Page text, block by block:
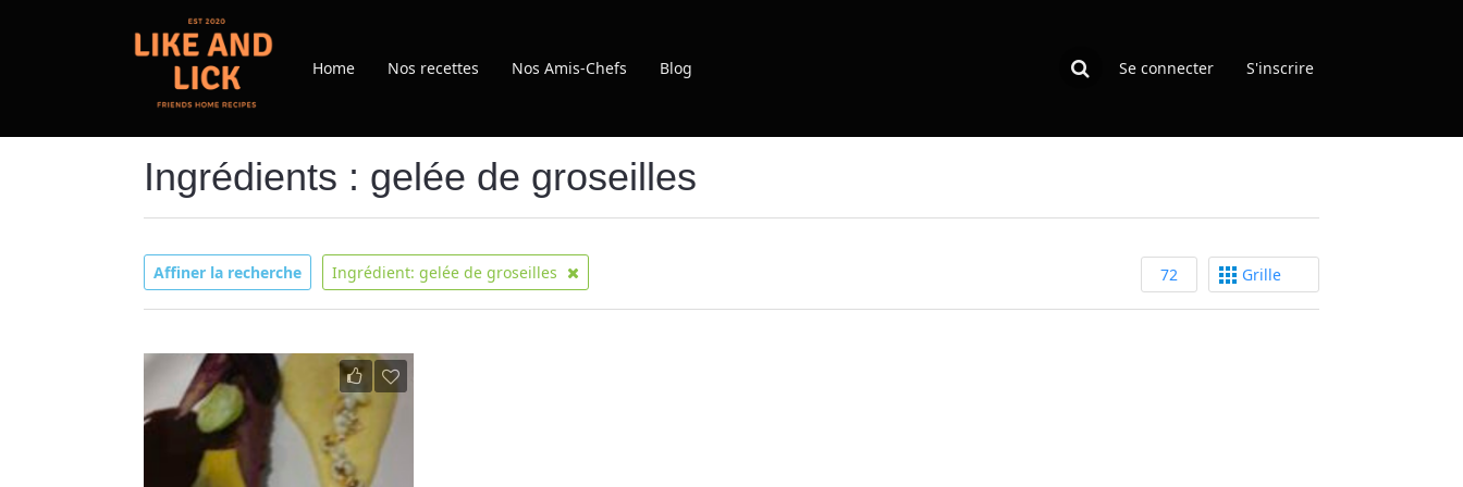
Home Nos recettes Nos Amis-Chefs Blog Se connecter S'inscrire
Ingrédients : gelée de groseilles
Affiner la recherche Ingrédient: gelée de groseilles Grille
72